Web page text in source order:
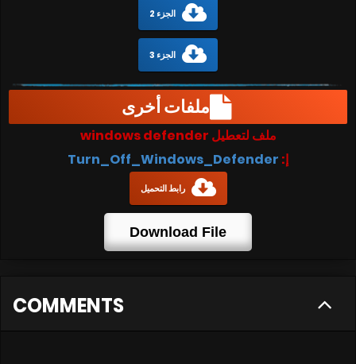
الجزء 2
الجزء 3
ملفات أخرى
ملف لتعطيل windows defender
إ: Turn_Off_Windows_Defender
رابط التحميل
Download File
COMMENTS